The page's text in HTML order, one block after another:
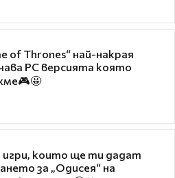
of Thrones“ най-накрая
PC версията която
игри, които ще ти дадат
за „Одисея“ на